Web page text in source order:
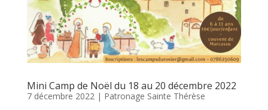
Mini Camp de Noël du 18 au 20 décembre 2022
7 décembre 2022| Patronage Sainte Thérèse